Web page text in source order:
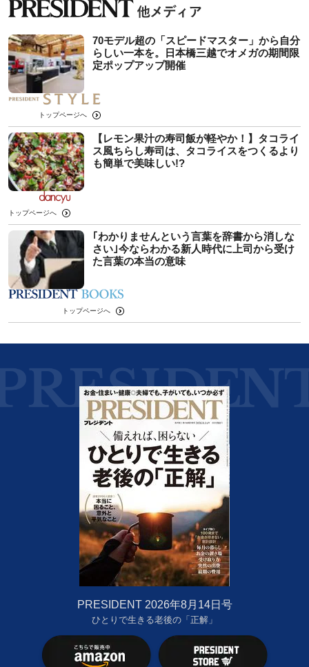
70モデル超の「スピードマスター」から自分
らしい一本を。日本橋三越でオメガの期間限
定ポップアップ開催
トップページへ
【レモン果汁の寿司飯が軽やか！】タコライ
ス風ちらし寿司は、タコライスをつくるより
も簡単で美味しい!?
トップページへ
｢わかりませんという言葉を辞書から消しな
さい｣今ならわかる新人時代に上司から受け
た言葉の本当の意味
トップページへ
PRESIDENT 2026年8月14日号
ひとりで生きる老後の「正解」